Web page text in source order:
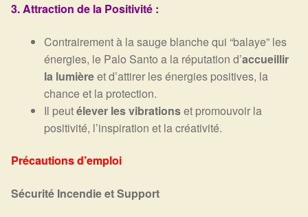
3. Attraction de la Positivité :
Contrairement à la sauge blanche qui “balaye” les
énergies, le Palo Santo a la réputation d’accueillir
la lumièreet d’attirer les énergies positives, la
chance et la protection.
Il peutélever les vibrationset promouvoir la
positivité, l’inspiration et la créativité.
Précautions d’emploi
Sécurité Incendie et Support